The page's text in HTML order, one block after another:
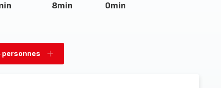
8min 0min
personnes
Ajouter